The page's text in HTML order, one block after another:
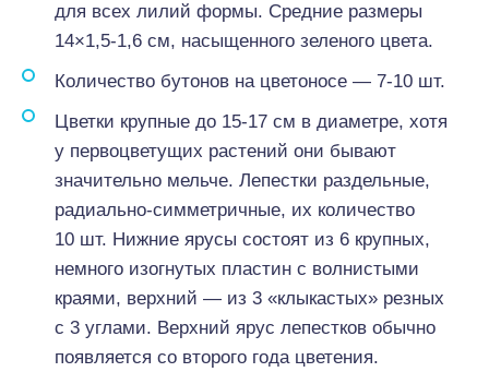
для всех лилий формы. Средние размеры
14×1,5-1,6 см, насыщенного зеленого цвета.
Количество бутонов на цветоносе — 7-10 шт.
Цветки крупные до 15-17 см в диаметре, хотя
у первоцветущих растений они бывают
значительно мельче. Лепестки раздельные,
радиально-симметричные, их количество
10 шт. Нижние ярусы состоят из 6 крупных,
немного изогнутых пластин с волнистыми
краями, верхний — из 3 «клыкастых» резных
с 3 углами. Верхний ярус лепестков обычно
появляется со второго года цветения.